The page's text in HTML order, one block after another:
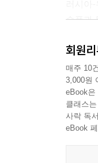
슬픔과
한국전
그리고
그 겨울
요한은
회원
매주 10
3,000원
eBook은
클래스
사락 독
eBook